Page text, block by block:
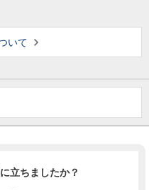
いて
立ちましたか？